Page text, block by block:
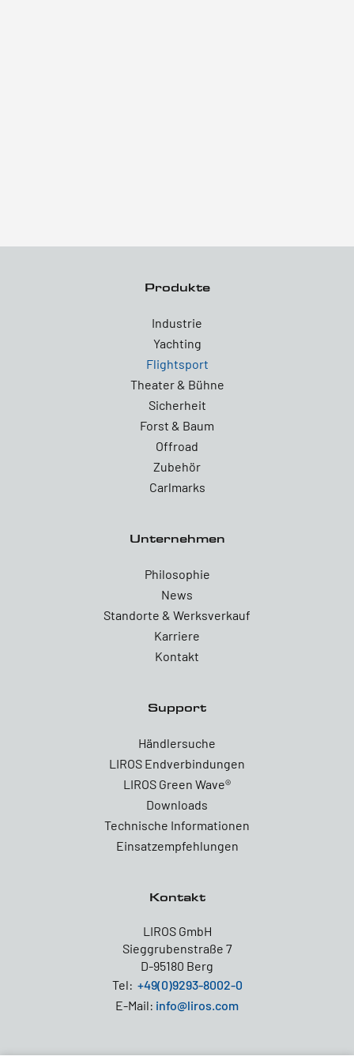
Produkte
Industrie
Yachting
Flightsport
Theater & Bühne
Sicherheit
Forst & Baum
Offroad
Zubehör
Carlmarks
Unternehmen
Philosophie
News
Standorte & Werksverkauf
Karriere
Kontakt
Support
Händlersuche
LIROS Endverbindungen
LIROS Green Wave®
Downloads
Technische Informationen
Einsatzempfehlungen
Kontakt
LIROS GmbH
Sieggrubenstraße 7
D-95180 Berg
Tel: +49(0)9293-8002-0
E-Mail: info@liros.com